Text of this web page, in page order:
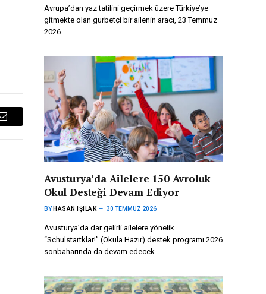
Email
Avrupa’dan yaz tatilini geçirmek üzere Türkiye’ye
gitmekte olan gurbetçi bir ailenin aracı, 23 Temmuz
2026…
Avusturya’da Ailelere 150 Avroluk
Okul Desteği Devam Ediyor
BY HASAN IŞILAK 30 TEMMUZ 2026
Avusturya’da dar gelirli ailelere yönelik
“Schulstartklar!” (Okula Hazır) destek programı 2026
sonbaharında da devam edecek.…